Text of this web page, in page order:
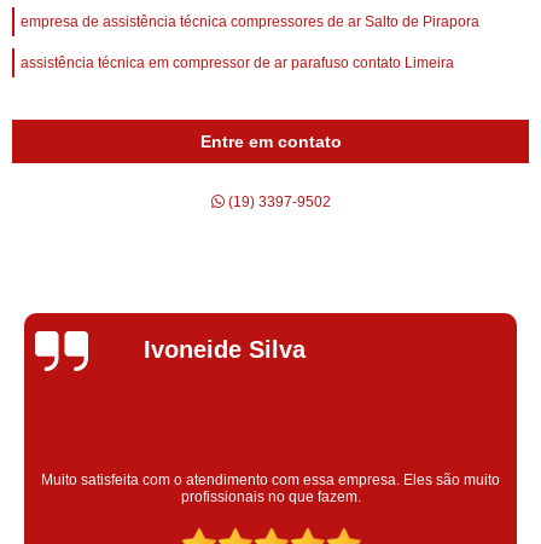
empresa de assistência técnica compressores de ar Salto de Pirapora
assistência técnica em compressor de ar parafuso contato Limeira
Entre em contato
(19) 3397-9502
Silvana Alves
Super satisfeita com o serviço prestado, atendimento muito bom!
colaoradores educado e transparente, destaque para o colaborador
Claudinei excelente profissional!